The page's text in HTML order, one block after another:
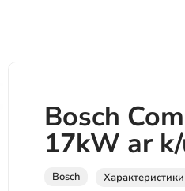
Bosch
17kW ar
Bosch Характеристики